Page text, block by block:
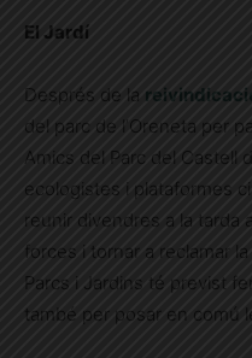
El Jardí
Després de la
del parc de l’Oreneta per
Amics del Parc del Castell
ecologistes i plataformes
reunir divendres a la tarda
forces i tornar a reclamar
Parcs i Jardins té previst
també per posar en comú